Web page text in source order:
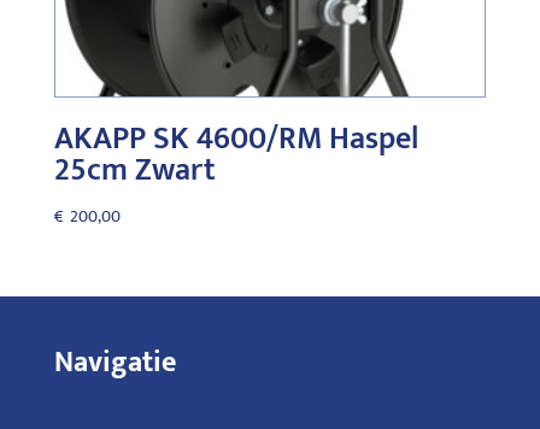
AKAPP SK 4600/RM Haspel
25cm Zwart
€ 200,00
Navigatie